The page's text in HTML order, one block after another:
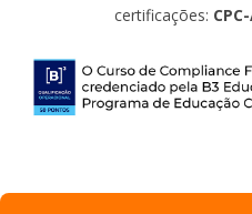
certificações: